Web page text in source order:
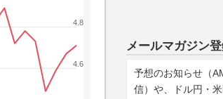
4.6
4.8
メールマガジン
予想のお知らせ（
信）や、ドル円・